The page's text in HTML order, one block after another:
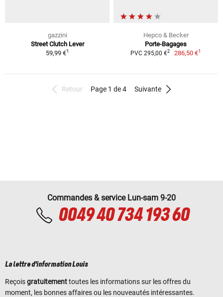
gazzini
Street Clutch Lever
59,99 €1
Hepco & Becker
Porte-Bagages
PVC 295,00 €2 286,50 €1
Retour Page 1 de 4 Suivante
Commandes & service Lun-sam 9-20
0049 40 734 193 60
La lettre d'information Louis
Reçoisgratuitementtoutes les informations sur les offres du
moment, les bonnes affaires ou les nouveautés intéressantes.